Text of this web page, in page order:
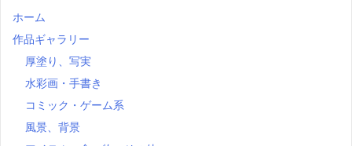
ホーム
作品ギャラリー
厚塗り、写実
水彩画・手書き
コミック・ゲーム系
風景、背景